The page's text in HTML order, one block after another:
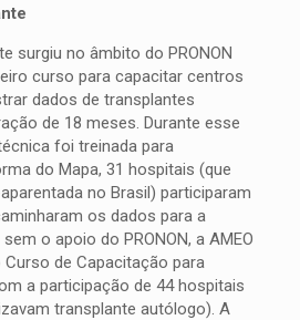
surgiu no âmbito do PRONON
curso para capacitar centros
dados de transplantes
de 18 meses. Durante esse
foi treinada para
do Mapa, 31 hospitais (que
no Brasil) participaram
os dados para a
o apoio do PRONON, a AMEO
de Capacitação para
a participação de 44 hospitais
transplante autólogo). A